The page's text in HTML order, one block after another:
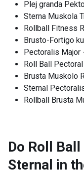
Plej granda
Sterna Muskola
Rollball Fitness
Brusto-Fortigo
Pectoralis Major
Roll Ball
Brusta Muskolo
Sternal
Rollball Brusta
Do Roll
Sternal in